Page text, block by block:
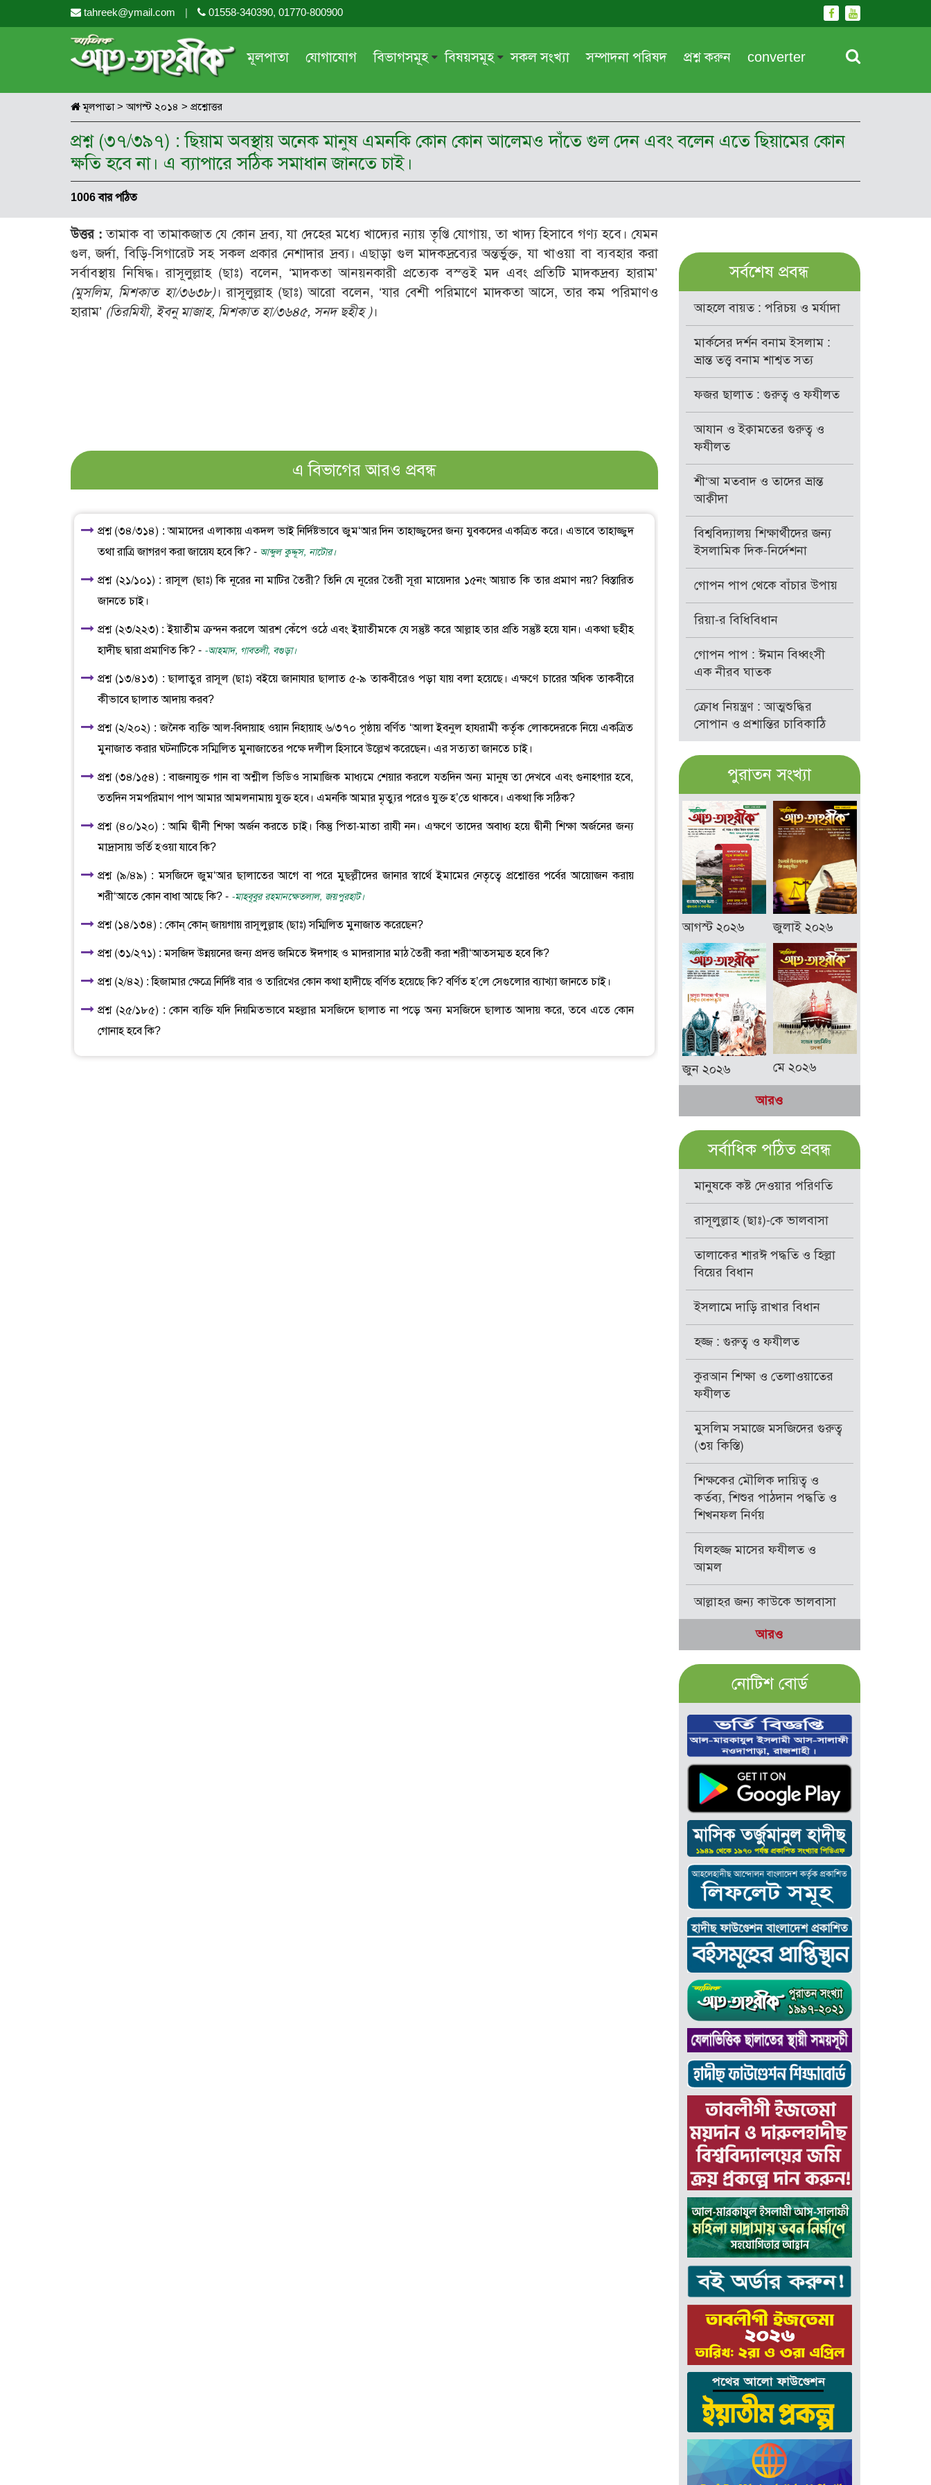
tahreek@ymail.com | 01558-340390, 01770-800900
মূলপাতা যোগাযোগ বিভাগসমূহ
দরসে কুরআন
দরসে হাদীছ
সাময়িক প্রসঙ্গ
সময়ের ভাবনা
মহিলা অঙ্গন
আরও
বিষয়সমূহ
শিক্ষা ও সংস্কৃতি
পরকাল
নীতি-নৈতিকতা
তারবিয়াত
আরও
সকল সংখ্যা সম্পাদনা পরিষদ প্রশ্ন করুন converter
মূলপাতা> আগস্ট ২০১৪ > প্রশ্নোত্তর
প্রশ্ন (৩৭/৩৯৭) : ছিয়াম অবস্থায় অনেক মানুষ এমনকি কোন কোন আলেমও দাঁতে গুল দেন এবং বলেন এতে ছিয়ামের কোন
ক্ষতি হবে না। এ ব্যাপারে সঠিক সমাধান জানতে চাই।
1006 বার পঠিত
উত্তর :তামাক বা তামাকজাত যে কোন দ্রব্য, যা দেহের মধ্যে খাদ্যের ন্যায় তৃপ্তি যোগায়, তা খাদ্য হিসাবে গণ্য হবে। যেমন
গুল, জর্দা, বিড়ি-সিগারেট সহ সকল প্রকার নেশাদার দ্রব্য। এছাড়া গুল মাদকদ্রব্যের অন্তর্ভুক্ত, যা খাওয়া বা ব্যবহার করা
সর্বাবস্থায় নিষিদ্ধ। রাসূলুল্লাহ (ছাঃ) বলেন, ‘মাদকতা আনয়নকারী প্রত্যেক বস্ত্তই মদ এবং প্রতিটি মাদকদ্রব্য হারাম’
(মুসলিম, মিশকাত হা/৩৬৩৮)। রাসূলুল্লাহ (ছাঃ) আরো বলেন, ‘যার বেশী পরিমাণে মাদকতা আসে, তার কম পরিমাণও
হারাম’ (তিরমিযী, ইবনু মাজাহ, মিশকাত হা/৩৬৪৫, সনদ ছহীহ )।
এ বিভাগের আরও প্রবন্ধ
প্রশ্ন (৩৪/৩১৪) : আমাদের এলাকায় একদল ভাই নির্দিষ্টভাবে জুম‘আর দিন তাহাজ্জুদের জন্য যুবকদের একত্রিত করে। এভাবে তাহাজ্জুদ
তথা রাত্রি জাগরণ করা জায়েয হবে কি? - আব্দুল কুদ্দূস, নাটোর।
প্রশ্ন (২১/১০১) : রাসূল (ছাঃ) কি নূরের না মাটির তৈরী? তিনি যে নূরের তৈরী সূরা মায়েদার ১৫নং আয়াত কি তার প্রমাণ নয়? বিস্তারিত
জানতে চাই।
প্রশ্ন (২৩/২২৩) : ইয়াতীম ক্রন্দন করলে আরশ কেঁপে ওঠে এবং ইয়াতীমকে যে সন্তুষ্ট করে আল্লাহ তার প্রতি সন্তুষ্ট হয়ে যান। একথা ছহীহ
হাদীছ দ্বারা প্রমাণিত কি? - -আহমাদ, গাবতলী, বগুড়া।
প্রশ্ন (১৩/৪১৩) : ছালাতুর রাসূল (ছাঃ) বইয়ে জানাযার ছালাত ৫-৯ তাকবীরেও পড়া যায় বলা হয়েছে। এক্ষণে চারের অধিক তাকবীরে
কীভাবে ছালাত আদায় করব?
প্রশ্ন (২/২০২) : জনৈক ব্যক্তি আল-বিদায়াহ ওয়ান নিহায়াহ ৬/৩৭০ পৃষ্ঠায় বর্ণিত ‘আলা ইবনুল হাযরামী কর্তৃক লোকদেরকে নিয়ে একত্রিত
মুনাজাত করার ঘটনাটিকে সম্মিলিত মুনাজাতের পক্ষে দলীল হিসাবে উল্লেখ করেছেন। এর সত্যতা জানতে চাই।
প্রশ্ন (৩৪/১৫৪) : বাজনাযুক্ত গান বা অশ্লীল ভিডিও সামাজিক মাধ্যমে শেয়ার করলে যতদিন অন্য মানুষ তা দেখবে এবং গুনাহগার হবে,
ততদিন সমপরিমাণ পাপ আমার আমলনামায় যুক্ত হবে। এমনকি আমার মৃত্যুর পরেও যুক্ত হ’তে থাকবে। একথা কি সঠিক?
প্রশ্ন (৪০/১২০) : আমি দ্বীনী শিক্ষা অর্জন করতে চাই। কিন্তু পিতা-মাতা রাযী নন। এক্ষণে তাদের অবাধ্য হয়ে দ্বীনী শিক্ষা অর্জনের জন্য
মাদ্রাসায় ভর্তি হওয়া যাবে কি?
প্রশ্ন (৯/৪৯) : মসজিদে জুম‘আর ছালাতের আগে বা পরে মুছল্লীদের জানার স্বার্থে ইমামের নেতৃত্বে প্রশ্নোত্তর পর্বের আয়োজন করায়
শরী‘আতে কোন বাধা আছে কি? - -মাহবূবুর রহমানক্ষেতলাল, জয়পুরহাট।
প্রশ্ন (১৪/১৩৪) : কোন্ কোন্ জায়গায় রাসূলুল্লাহ (ছাঃ) সম্মিলিত মুনাজাত করেছেন?
প্রশ্ন (৩১/২৭১) : মসজিদ উন্নয়নের জন্য প্রদত্ত জমিতে ঈদগাহ ও মাদরাসার মাঠ তৈরী করা শরী‘আতসম্মত হবে কি?
প্রশ্ন (২/৪২) : হিজামার ক্ষেত্রে নির্দিষ্ট বার ও তারিখের কোন কথা হাদীছে বর্ণিত হয়েছে কি? বর্ণিত হ’লে সেগুলোর ব্যাখ্যা জানতে চাই।
প্রশ্ন (২৫/১৮৫) : কোন ব্যক্তি যদি নিয়মিতভাবে মহল্লার মসজিদে ছালাত না পড়ে অন্য মসজিদে ছালাত আদায় করে, তবে এতে কোন
গোনাহ হবে কি?
সর্বশেষ প্রবন্ধ
আহলে বায়ত : পরিচয় ও মর্যাদা
মার্কসের দর্শন বনাম ইসলাম :
ভ্রান্ত তত্ত্ব বনাম শাশ্বত সত্য
ফজর ছালাত : গুরুত্ব ও ফযীলত
আযান ও ইক্বামতের গুরুত্ব ও
ফযীলত
শী‘আ মতবাদ ও তাদের ভ্রান্ত
আক্বীদা
বিশ্ববিদ্যালয় শিক্ষার্থীদের জন্য
ইসলামিক দিক-নির্দেশনা
গোপন পাপ থেকে বাঁচার উপায়
রিয়া-র বিধিবিধান
গোপন পাপ : ঈমান বিধ্বংসী
এক নীরব ঘাতক
ক্রোধ নিয়ন্ত্রণ : আত্মশুদ্ধির
সোপান ও প্রশান্তির চাবিকাঠি
পুরাতন সংখ্যা
আগস্ট ২০২৬ জুলাই ২০২৬
জুন ২০২৬ মে ২০২৬
আরও
সর্বাধিক পঠিত প্রবন্ধ
মানুষকে কষ্ট দেওয়ার পরিণতি
রাসূলুল্লাহ (ছাঃ)-কে ভালবাসা
তালাকের শারঈ পদ্ধতি ও হিল্লা
বিয়ের বিধান
ইসলামে দাড়ি রাখার বিধান
হজ্জ : গুরুত্ব ও ফযীলত
কুরআন শিক্ষা ও তেলাওয়াতের
ফযীলত
মুসলিম সমাজে মসজিদের গুরুত্ব
(৩য় কিস্তি)
শিক্ষকের মৌলিক দায়িত্ব ও
কর্তব্য, শিশুর পাঠদান পদ্ধতি ও
শিখনফল নির্ণয়
যিলহজ্জ মাসের ফযীলত ও
আমল
আল্লাহর জন্য কাউকে ভালবাসা
আরও
নোটিশ বোর্ড